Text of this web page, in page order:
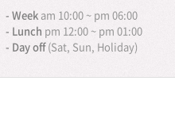
- Week am 10:00 ~ pm 06:00
- Lunch pm 12:00 ~ pm 01:00
- Day off(Sat, Sun, Holiday)